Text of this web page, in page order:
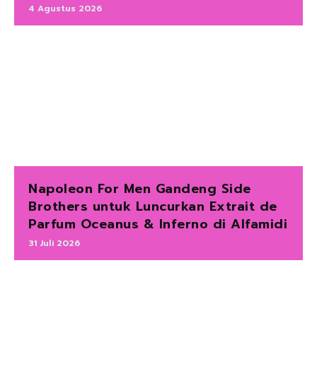
4 Agustus 2026
Napoleon For Men Gandeng Side
Brothers untuk Luncurkan Extrait de
Parfum Oceanus & Inferno di Alfamidi
31 Juli 2026